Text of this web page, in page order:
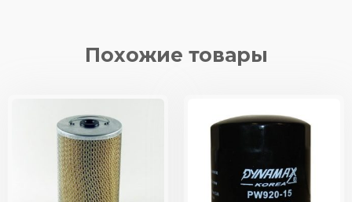
Похожие товары